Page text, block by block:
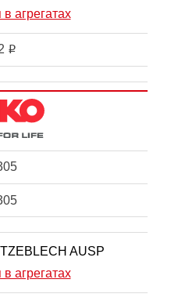
агрегатах
i
AUSP
агрегатах